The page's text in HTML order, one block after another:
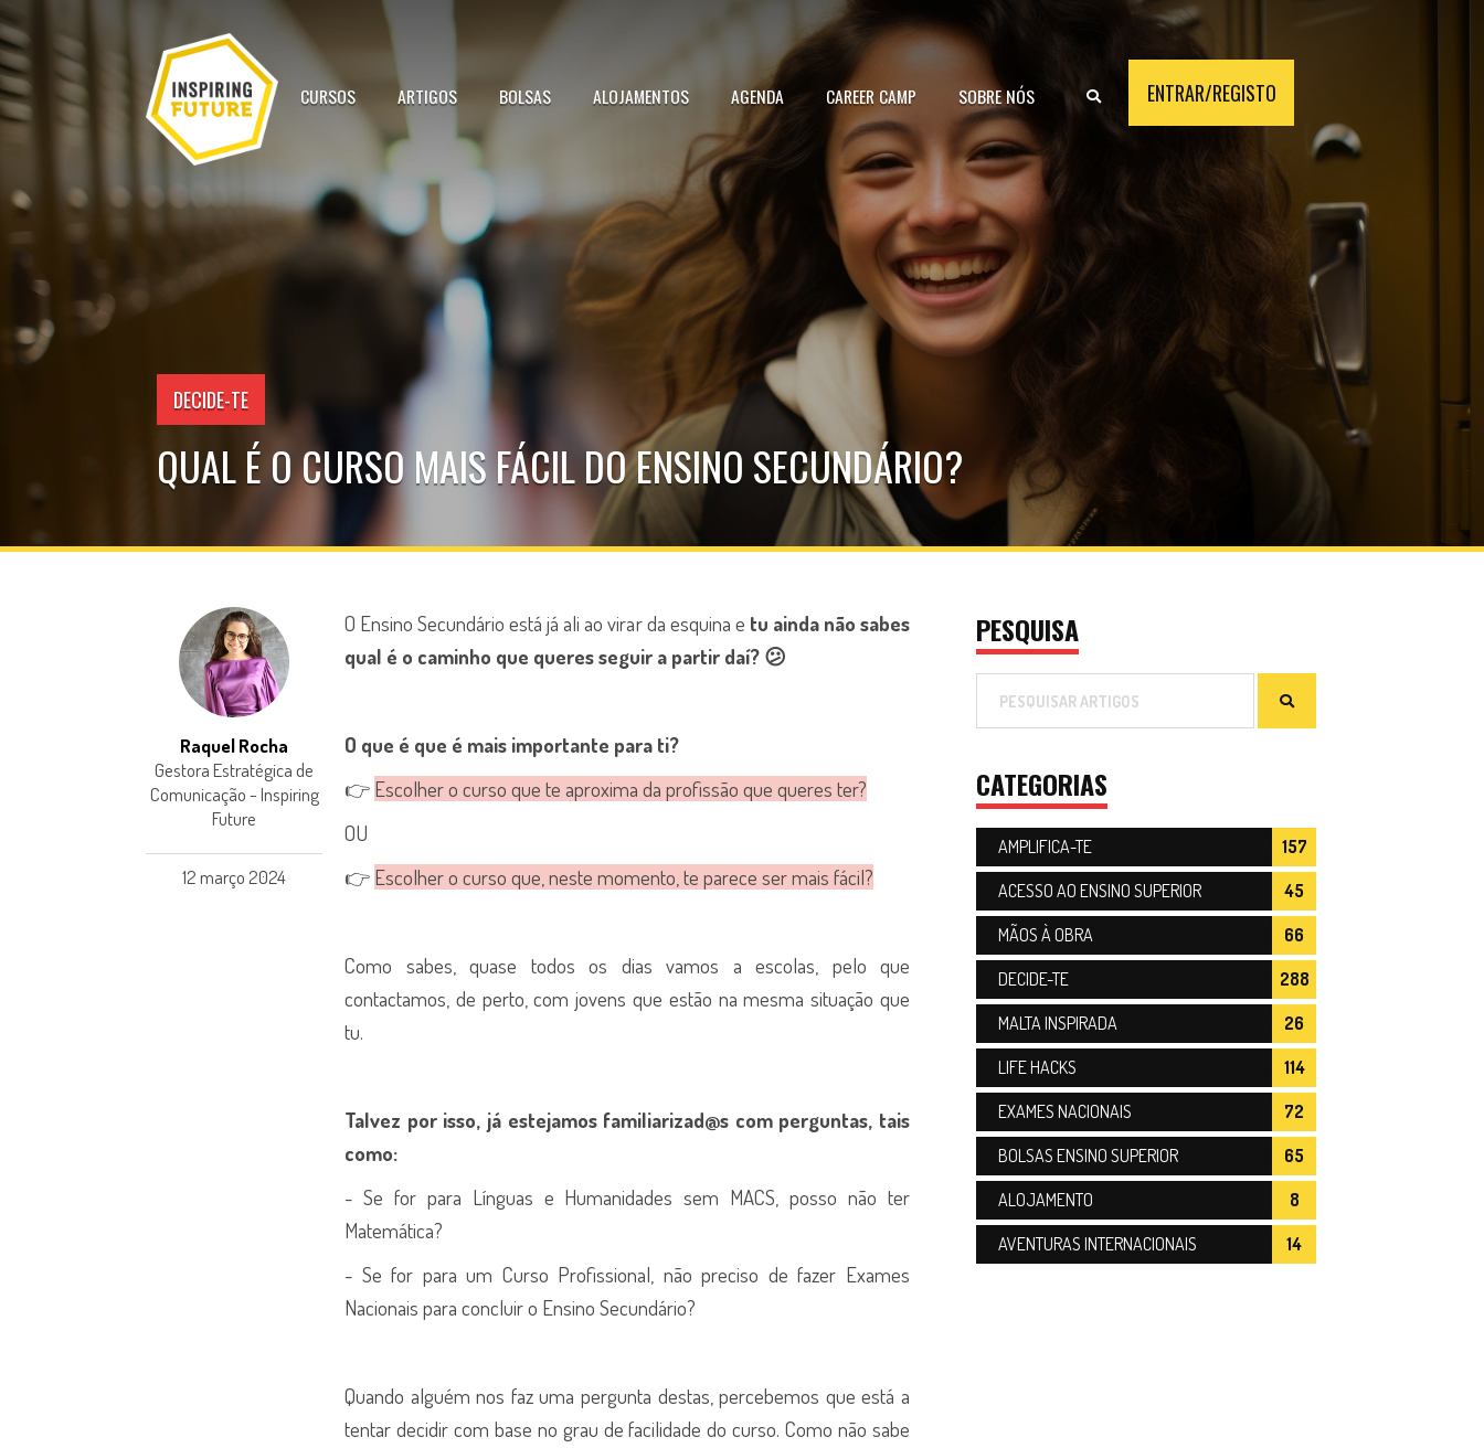
CURSOS ARTIGOS BOLSAS ALOJAMENTOS AGENDA CAREER CAMP SOBRE NÓS ENTRAR/REGISTO
DECIDE-TE
QUAL É O CURSO MAIS FÁCIL DO ENSINO SECUNDÁRIO?
Raquel Rocha
Gestora Estratégica de
Comunicação - Inspiring
Future
12 março 2024
O Ensino Secundário está já ali ao virar da esquina e tu ainda não sabes
qual é o caminho que queres seguir a partir daí? 😕
O que é que é mais importante para ti?
👉 Escolher o curso que te aproxima da profissão que queres ter?
OU
👉 Escolher o curso que, neste momento, te parece ser mais fácil?
Como sabes, quase todos os dias vamos a escolas, pelo que
contactamos, de perto, com jovens que estão na mesma situação que
tu.
Talvez por isso, já estejamos familiarizad@s com perguntas, tais
como:
- Se for para Línguas e Humanidades sem MACS, posso não ter
Matemática?
- Se for para um Curso Profissional, não preciso de fazer Exames
Nacionais para concluir o Ensino Secundário?
Quando alguém nos faz uma pergunta destas, percebemos que está a
tentar decidir com base no grau de facilidade do curso. Como não sabe
PESQUISA
CATEGORIAS
AMPLIFICA-TE
157
ACESSO AO ENSINO SUPERIOR
45
MÃOS À OBRA
66
DECIDE-TE
288
MALTA INSPIRADA
26
LIFE HACKS
114
EXAMES NACIONAIS
72
BOLSAS ENSINO SUPERIOR
65
ALOJAMENTO
8
AVENTURAS INTERNACIONAIS
14